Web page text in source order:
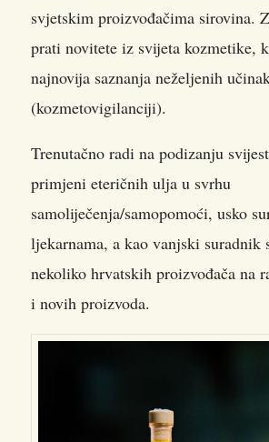
svjetskim proizvođačima sirovina.
prati novitete iz svijeta kozmetike,
najnovija saznanja neželjenih
(kozmetovigilanciji).
Trenutačno radi na podizanju
primjeni eteričnih ulja u svrhu
samoliječenja/samopomoći, usko
ljekarnama, a kao vanjski suradnik
nekoliko hrvatskih proizvođača na
i novih proizvoda.